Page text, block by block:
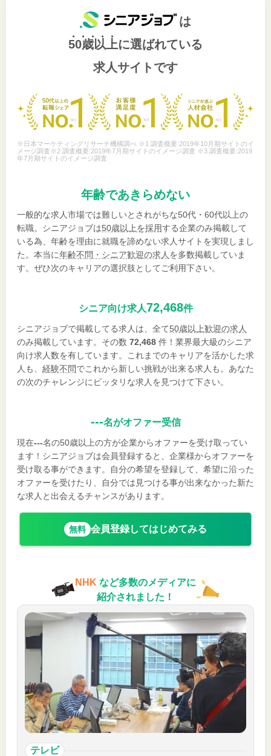
は
50歳以上に選ばれている
求人サイトです
※日本マーケティングリサーチ機構調べ ※1 調査概要:2019年10月期サイトのイ
メージ調査※2 調査概要:2019年7月期サイトのイメージ調査 ※3 調査概要:2019
年7月期サイトのイメージ調査
年齢であきらめない
一般的な求人市場では難しいとされがちな50代・60代以上の
転職。シニアジョブは50歳以上を採用する企業のみ掲載して
いる為、年齢を理由に就職を諦めない求人サイトを実現しまし
た。本当に年齢不問・シニア歓迎の求人 を多数掲載していま
す。ぜひ次のキャリアの選択肢としてご利用下さい。
シニア向け求人72,468件
シニアジョブで掲載してる求人は、全て50歳以上歓迎の求人
のみ掲載しています。その数 72,468 件！業界最大級のシニア
向け求人数を有しています。これまでのキャリアを活かした求
人も、 経験不問でこれから新しい挑戦が出来る求人も。あなた
の次のチャレンジにピッタリな求人を見つけて下さい。
---名がオファー受信
現在---名の50歳以上の方が企業からオファーを受け取ってい
ます！シニアジョブは会員登録すると、企業様からオファーを
受け取る事ができます。自分の希望を登録して、希望に沿った
オファーを受けたり、自分では見つける事が出来なかった新た
な求人と出会えるチャンスがあります。
無料 会員登録してはじめてみる
NHK など多数のメディアに
紹介されました！
テレビ